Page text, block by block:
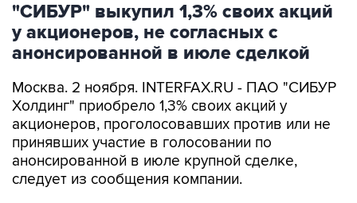
"СИБУР" выкупил 1,3% своих акций
у акционеров, не согласных с
анонсированной в июле сделкой
Москва. 2 ноября. INTERFAX.RU - ПАО "СИБУР
Холдинг" приобрело 1,3% своих акций у
акционеров, проголосовавших против или не
принявших участие в голосовании по
анонсированной в июле крупной сделке,
следует из сообщения компании.